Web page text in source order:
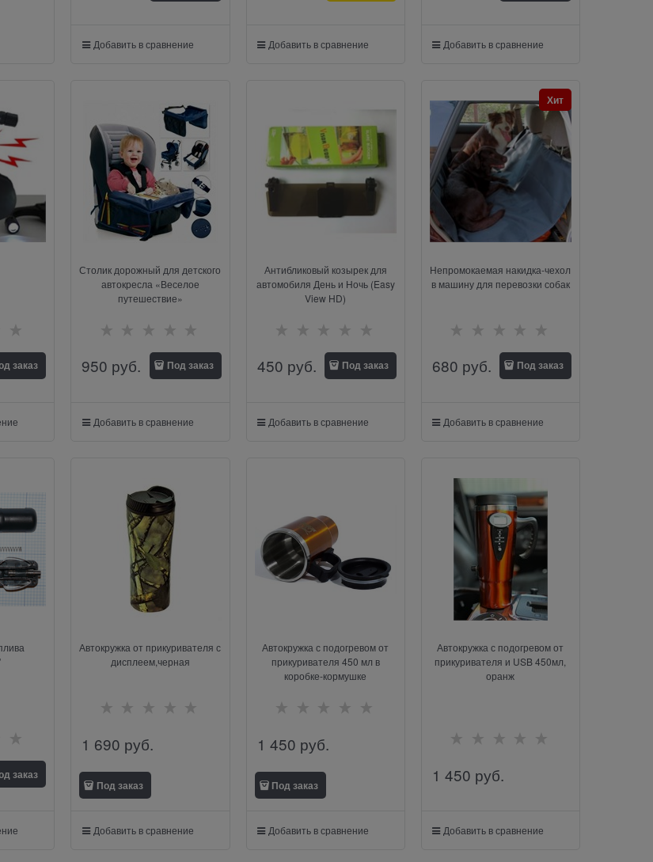
Добавить в сравнение Добавить в сравнение Добавить в сравнение
заказ
Столик дорожный для детского
автокресла «Веселое
путешествие»
950 руб. Под заказ
Добавить в сравнение
Антибликовый козырек для
автомобиля День и Ночь (Easy
View HD)
450 руб. Под заказ
Добавить в сравнение
Непромокаемая накидка-чехол
в машину для перевозки собак
Хит
680 руб. Под заказ
Добавить в сравнение
заказ
Автокружка от прикуривателя с
дисплеем,черная
1 690 руб.
Под заказ
Добавить в сравнение
Автокружка с подогревом от
прикуривателя 450 мл в
коробке-кормушке
1 450 руб.
Под заказ
Добавить в сравнение
Автокружка с подогревом от
прикуривателя и USB 450мл,
оранж
1 450 руб.
Добавить в сравнение